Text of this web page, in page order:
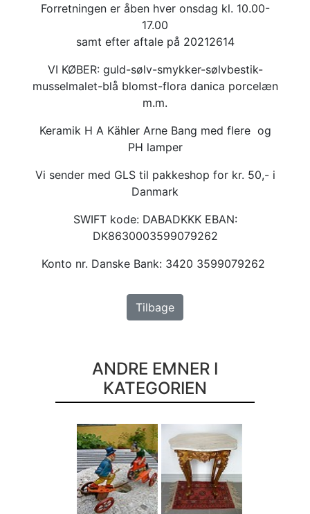
Forretningen er åben hver onsdag kl. 10.00-
17.00
samt efter aftale på 20212614
VI KØBER: guld-sølv-smykker-sølvbestik-
musselmalet-blå blomst-flora danica porcelæn
m.m.
Keramik H A Kähler Arne Bang med flere og
PH lamper
Vi sender med GLS til pakkeshop for kr. 50,- i
Danmark
SWIFT kode: DABADKKK EBAN:
DK8630003599079262
Konto nr. Danske Bank: 3420 3599079262
Tilbage
ANDRE EMNER I
KATEGORIEN